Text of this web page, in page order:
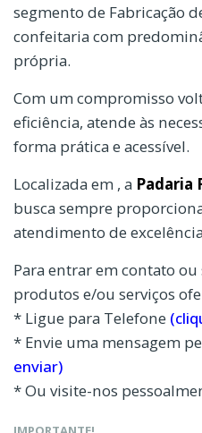
segmento de Fabricação
confeitaria com
própria.
Com um compromisso
eficiência, atende às
forma prática e acessível.
Localizada em , a Padaria
busca sempre
atendimento de
Para entrar em contato
produtos e/ou serviços
* Ligue para Telefone
* Envie uma mensagem
enviar)
* Ou visite-nos